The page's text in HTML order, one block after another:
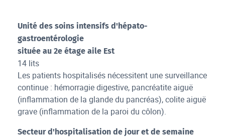
Unité des soins intensifs d'hépato-
gastroentérologie
située au 2e étage aile Est
14 lits
Les patients hospitalisés nécessitent une surveillance
continue : hémorragie digestive, pancréatite aiguë
(inflammation de la glande du pancréas), colite aiguë
grave (inflammation de la paroi du côlon).
Secteur d'hospitalisation de jour et de semaine